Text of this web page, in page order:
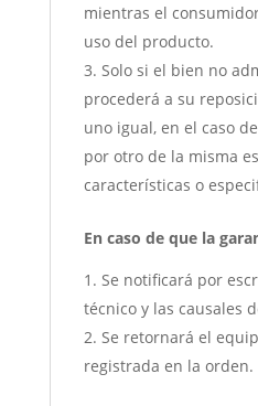
mientras el
uso del producto.
Solo si el bien no
procederá a su
uno igual, en el caso
por otro de la misma
características o
En caso de que la
Se notificará por
técnico y las causales
Se retornará el
registrada en la orden.